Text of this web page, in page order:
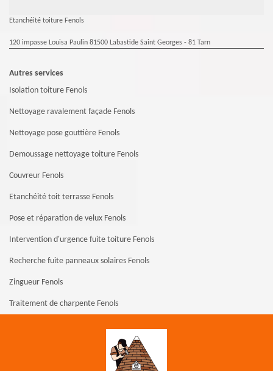
Etanchéité toiture Fenols
120 impasse Louisa Paulin 81500 Labastide Saint Georges - 81 Tarn
Autres services
Isolation toiture Fenols
Nettoyage ravalement façade Fenols
Nettoyage pose gouttière Fenols
Demoussage nettoyage toiture Fenols
Couvreur Fenols
Etanchéité toit terrasse Fenols
Pose et réparation de velux Fenols
Intervention d'urgence fuite toiture Fenols
Recherche fuite panneaux solaires Fenols
Zingueur Fenols
Traitement de charpente Fenols